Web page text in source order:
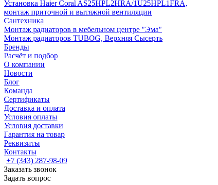
Установка Haier Coral AS25HPL2HRA/1U25HPL1FRA,
монтаж приточной и вытяжной вентиляции
Сантехника
Монтаж радиаторов в мебельном центре "Эма"
Монтаж радиаторов TUBOG, Верхняя Сысерть
Бренды
Расчёт и подбор
О компании
Новости
Блог
Команда
Сертификаты
Доставка и оплата
Условия оплаты
Условия доставки
Гарантия на товар
Реквизиты
Контакты
+7 (343) 287-98-09
Заказать звонок
Задать вопрос